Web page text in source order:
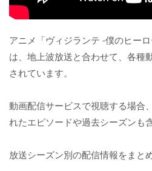
アニメ「ヴィジランテ -僕のヒー
は、地上波放送と合わせて、各種
されています。
動画配信サービスで視聴する場合
れたエピソードや過去シーズンも
放送シーズン別の配信情報をまと